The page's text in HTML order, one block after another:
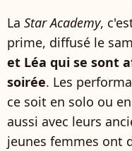
La Star Academy,
prime, diffusé le
et Léa qui se sont
soirée. Les
ce soit en solo ou
aussi avec leurs
jeunes femmes ont